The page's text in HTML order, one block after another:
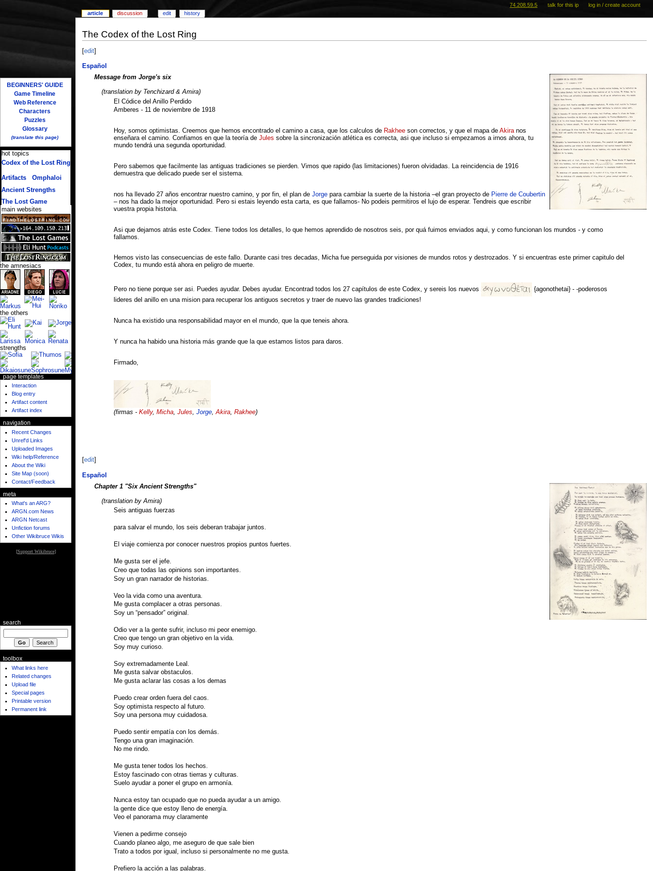
The Codex of the Lost Ring
[edit]
Español
Message from Jorge's six
(translation by Tenchizard & Amira)
El Códice del Anillo Perdido
Amberes - 11 de noviembre de 1918
Hoy, somos optimistas. Creemos que hemos encontrado el camino a casa, que los calculos de Rakhee son correctos, y que el mapa deAkiranos
enseñara el camino. Confiamos en que la teoría deJules sobre la sincronización atlética es correcta, asi que incluso si empezamos a irnos ahora, tu
mundo tendrá una segunda oportunidad.
Pero sabemos que facilmente las antiguas tradiciones se pierden. Vimos que rapido (las limitaciones) fueron olvidadas. La reincidencia de 1916
demuestra que delicado puede ser el sistema.
nos ha llevado 27 años encontrar nuestro camino, y por fin, el plan deJorge para cambiar la suerte de la historia –el gran proyecto de Pierre de Coubertin
– nos ha dado la mejor oportunidad. Pero si estais leyendo esta carta, es que fallamos- No podeis permitiros el lujo de esperar. Tendreis que escribir
vuestra propia historia.
Asi que dejamos atrás este Codex. Tiene todos los detalles, lo que hemos aprendido de nosotros seis, por quá fuimos enviados aqui, y como funcionan los mundos - y como
fallamos.
Hemos visto las consecuencias de este fallo. Durante casi tres decadas, Micha fue perseguida por visiones de mundos rotos y destrozados. Y si encuentras este primer capitulo del
Codex, tu mundo está ahora en peligro de muerte.
Pero no tiene porque ser asi. Puedes ayudar. Debes ayudar. Encontrad todos los 27 capítulos de este Codex, y sereis los nuevos {agonothetai} - -poderosos
lideres del anillo en una mision para recuperar los antiguos secretos y traer de nuevo las grandes tradiciones!
Nunca ha existido una responsabilidad mayor en el mundo, que la que teneis ahora.
Y nunca ha habido una historia más grande que la que estamos listos para daros.
Firmado,
(firmas -Kelly,Micha,Jules,Jorge,Akira,Rakhee)
edit]
Español
Chapter 1 "Six Ancient Strengths"
(translation by Amira)
Seis antiguas fuerzas
para salvar el mundo, los seis deberan trabajar juntos.
El viaje comienza por conocer nuestros propios puntos fuertes.
Me gusta ser el jefe.
Creo que todas las opinions son importantes.
Soy un gran narrador de historias.
Veo la vida como una aventura.
Me gusta complacer a otras personas.
Soy un “pensador” original.
Odio ver a la gente sufrir, incluso mi peor enemigo.
Creo que tengo un gran objetivo en la vida.
Soy muy curioso.
Soy extremadamente Leal.
Me gusta salvar obstaculos.
Me gusta aclarar las cosas a los demas
Puedo crear orden fuera del caos.
Soy optimista respecto al futuro.
Soy una persona muy cuidadosa.
Puedo sentir empatía con los demás.
Tengo una gran imaginación.
No me rindo.
Me gusta tener todos los hechos.
Estoy fascinado con otras tierras y culturas.
Suelo ayudar a poner el grupo en armonía.
Nunca estoy tan ocupado que no pueda ayudar a un amigo.
la gente dice que estoy lleno de energía.
Veo el panorama muy claramente
Vienen a pedirme consejo
Cuando planeo algo, me aseguro de que sale bien
Trato a todos por igual, incluso si personalmente no me gusta.
Prefiero la acción a las palabras.
article discussion edit history
74.208.59.5 talk for this ip log in / create account
BEGINNERS' GUIDE
Game Timeline
Web Reference
Characters
Puzzles
Glossary
(translate this page)
hot topics
Codex of the Lost Ring
Artifacts/ Omphaloi
Ancient Strengths
The Lost Game
main websites
the amnesiacs
the others
strengths
page templates
Interaction
Blog entry
Artifact content
Artifact index
navigation
Recent Changes
Unref'd Links
Uploaded Images
Wiki help/Reference
About the Wiki
Site Map (soon)
Contact/Feedback
meta
What's an ARG?
ARGN.com News
ARGN Netcast
Unfiction forums
Other Wikibruce Wikis
[Support Wikibruce]
search
toolbox
What links here
Related changes
Upload file
Special pages
Printable version
Permanent link